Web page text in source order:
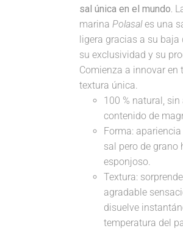
sal única en el mundo.
marinaPolasales una
ligera gracias a su baja
su exclusividad y su
Comienza a innovar en
textura única.
100 % natural,
contenido de
Forma:
sal pero de grano
esponjoso.
Textura:
agradable
disuelve
temperatura del